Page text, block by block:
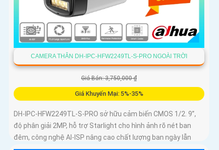
CAMERA THÂN DH-IPC-HFW2249TL-S-PRO NGOÀI TRỜI
Giá Bán: 3,750,000 ₫
Giá Khuyến Mại: 5%-35%
DH-IPC-HFW2249TL-S-PRO sở hữu cảm biến CMOS 1/2. 9”,
độ phân giải 2MP, hỗ trợ Starlight cho hình ảnh rõ nét ban
đêm, công nghệ AI-ISP nâng cao chất lượng ban ngày lẫn